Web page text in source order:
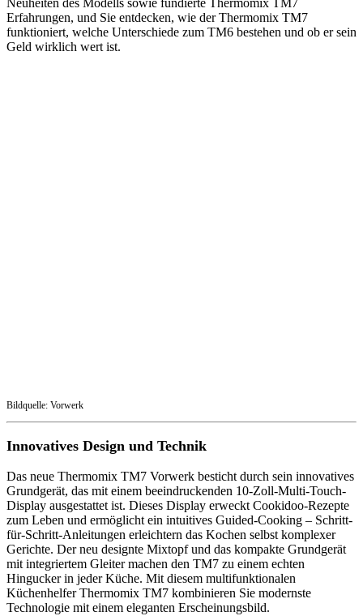
Neuheiten des Modells sowie fundierte Thermomix TM7
Erfahrungen, und Sie entdecken, wie der Thermomix TM7
funktioniert, welche Unterschiede zum TM6 bestehen und ob er sein
Geld wirklich wert ist.
Bildquelle: Vorwerk
Innovatives Design und Technik
Das neue Thermomix TM7 Vorwerk besticht durch sein innovatives
Grundgerät, das mit einem beeindruckenden 10-Zoll-Multi-Touch-
Display ausgestattet ist. Dieses Display erweckt Cookidoo-Rezepte
zum Leben und ermöglicht ein intuitives Guided-Cooking – Schritt-
für-Schritt-Anleitungen erleichtern das Kochen selbst komplexer
Gerichte. Der neu designte Mixtopf und das kompakte Grundgerät
mit integriertem Gleiter machen den TM7 zu einem echten
Hingucker in jeder Küche. Mit diesem multifunktionalen
Küchenhelfer Thermomix TM7 kombinieren Sie modernste
Technologie mit einem eleganten Erscheinungsbild.